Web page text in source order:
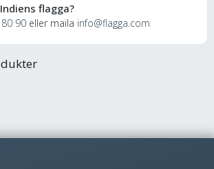
flagga?
90 eller maila info@flagga.com